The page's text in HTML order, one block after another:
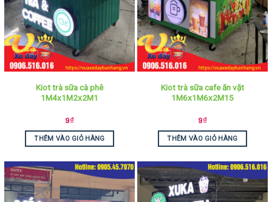
Kiot trà sữa cà phê
1M4x1M2x2M1
9₫
THÊM VÀO GIỎ HÀNG
Kiot trà sữa cafe ăn vặt
1M6x1M6x2M15
9₫
THÊM VÀO GIỎ HÀNG